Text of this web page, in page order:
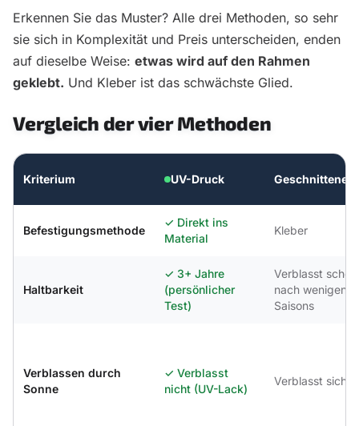
Erkennen Sie das Muster? Alle drei Methoden, so sehr
sie sich in Komplexität und Preis unterscheiden, enden
auf dieselbe Weise: etwas wird auf den Rahmen
geklebt. Und Kleber ist das schwächste Glied.
Vergleich der vier Methoden
Kriterium UV-Druck Geschnittene
Befestigungsmethode
✓ Direkt ins
Material
Kleber
Haltbarkeit
✓ 3+ Jahre
(persönlicher
Test)
Verblasst schon
nach wenigen
Saisons
Verblassen durch
Sonne
✓ Verblasst
nicht (UV-Lack)
Verblasst